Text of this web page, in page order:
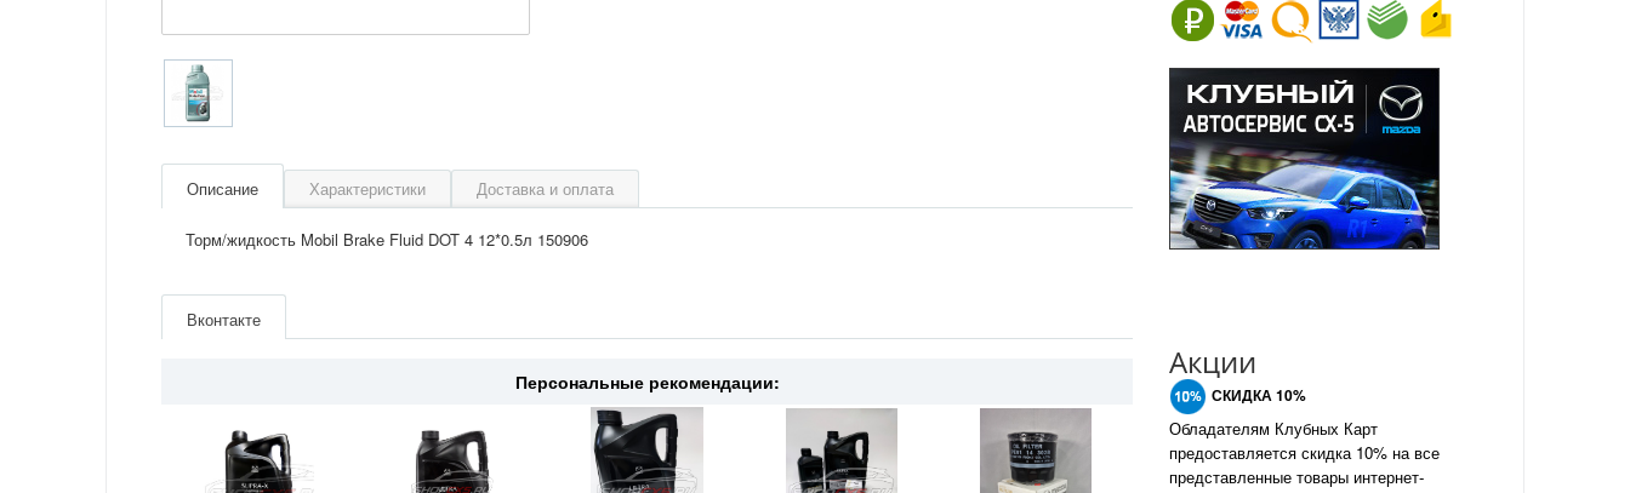
Описание Характеристики Доставка и оплата
Торм/жидкость Mobil Brake Fluid DOT 4 12*0.5л 150906
Материал
Вконтакте
Персональные рекомендации:
Акции
СКИДКА 10%
Обладателям Клубных Карт
предоставляется скидка 10% на все
представленные товары интернет-